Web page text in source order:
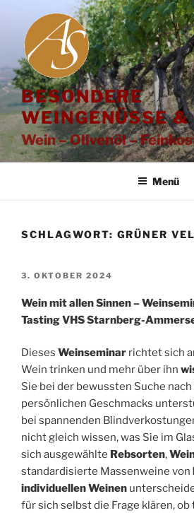
springen
BESONDERE
WEINGENÜSSE &
Wein – Olivenöl –
Menü
SCHLAGWORT: GRÜNER
VERÖFFENTLICHT
3. OKTOBER 2024
Wein mit allen Sinnen –
Tasting VHS Starnberg-
Dieses Weinseminar richtet sich
Wein trinken und mehr über ihn
Sie bei der bewussten Suche
persönlichen Geschmacks
bei spannenden
nicht gleich wissen, was Sie im
sich ausgewählte Rebsorten,
standardisierte Massenweine von
individuellen Weinen
für sich selbst die Frage klären,